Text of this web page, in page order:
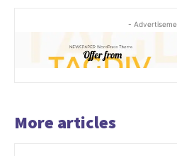
-
More articles